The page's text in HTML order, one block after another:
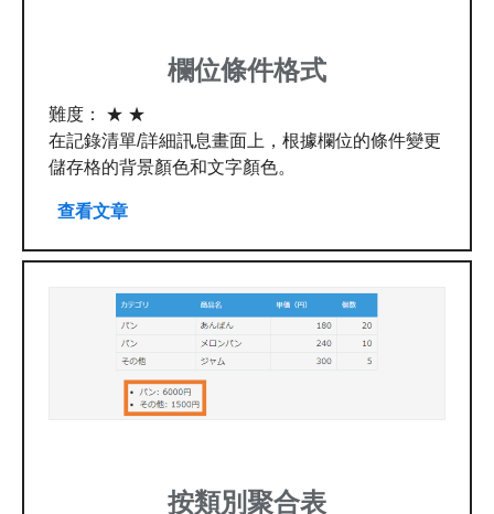
欄位條件格式
難度： ★ ★
在記錄清單/詳細訊息畫面上，根據欄位的條件變更
儲存格的背景顏色和文字顏色。
查看文章
按類別聚合表